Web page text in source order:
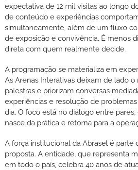
expectativa de 12 mil visitas ao longo
de conteúdo e experiências
simultaneamente, além de um fluxo
de exposição e convivência. É menos
direta com quem realmente decide.
A programação se materializa em
As Arenas Interativas deixam de lado
palestras e priorizam conversas
experiências e resolução de
dia. O foco está no diálogo entre
nasce da prática e retorna para a
A força institucional da Abrasel é parte
proposta. A entidade, que representa
em todo o país, celebra 40 anos de